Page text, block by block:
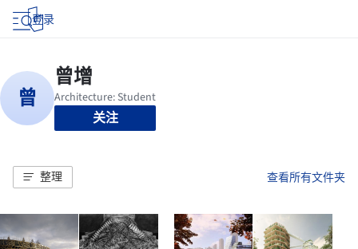
登录
关注
整理 查看所有文件夹